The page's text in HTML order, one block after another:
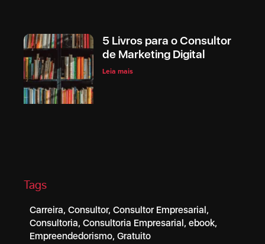
5 Livros para o Consultor
de Marketing Digital
Leia mais
Tags
Carreira, Consultor, Consultor Empresarial,
Consultoria, Consultoria Empresarial, ebook,
Empreendedorismo, Gratuito